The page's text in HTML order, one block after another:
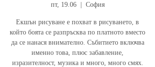
пт, 19.06
  |
София
Екшън рисуване е похват в рисуването, в
който боята се разпръсква по платното вместо
да се нанася внимателно. Събитието включва
именно това, плюс забавление,
изразителност, музика и много, много смях.